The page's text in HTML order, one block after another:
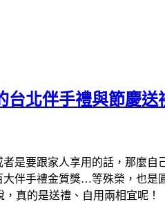
台北伴手禮與節慶送
是要跟家人享用的話，那麼
伴手禮金質獎…等殊榮，也是
真的是送禮、自用兩相宜呢！